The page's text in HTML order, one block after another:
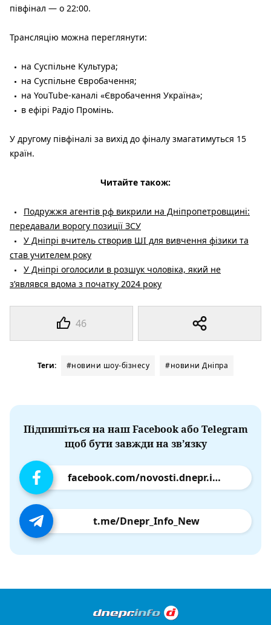
46
півфінал — о 22:00.
Трансляцію можна переглянути:
на Суспільне Культура⁠;
на Суспільне Євробачення⁠;
на YouTube-каналі «Євробачення Україна»⁠;
в ефірі Радіо Промінь.
У другому півфіналі за вихід до фіналу змагатимуться 15
країн.
Читайте також:
Подружжя агентів рф викрили на Дніпропетровщині:
передавали ворогу позиції ЗСУ
У Дніпрі вчитель створив ШІ для вивчення фізики та
став учителем року
У Дніпрі оголосили в розшук чоловіка, який не
з’являвся вдома з початку 2024 року
Теги: #новини шоу-бізнесу #новини Дніпра
Підпишіться на наш Facebook або Telegram
щоб бути завжди на зв’язку
facebook.com/novosti.dnepr.info
t.me/Dnepr_Info_New